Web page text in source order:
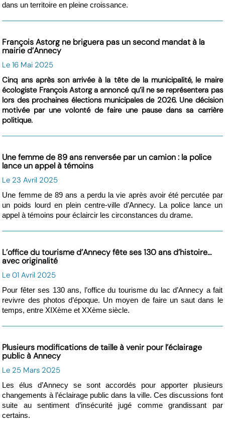
dans un territoire en pleine croissance.
François Astorg ne briguera pas un second mandat à la
mairie d’Annecy
Le 16 Mai 2025
Cinq ans après son arrivée à la tête de la municipalité, le maire
écologiste François Astorg a annoncé qu’il ne se représentera pas
lors des prochaines élections municipales de 2026. Une décision
motivée par une volonté de faire une pause dans sa carrière
politique.
Une femme de 89 ans renversée par un camion : la police
lance un appel à témoins
Le 23 Avril 2025
Une femme de 89 ans a perdu la vie après avoir été percutée par
un poids lourd en plein centre-ville d’Annecy. La police lance un
appel à témoins pour éclaircir les circonstances du drame.
L’office du tourisme d’Annecy fête ses 130 ans d’histoire…
avec originalité
Le 01 Avril 2025
Pour fêter ses 130 ans, l’office du tourisme du lac d’Annecy a fait
revivre des photos d’époque. Un moyen de faire un saut dans le
temps, entre XIXème et XXème siècle.
Plusieurs modifications de taille à venir pour l’éclairage
public à Annecy
Le 25 Mars 2025
Les élus d’Annecy se sont accordés pour apporter plusieurs
changements à l’éclairage public dans la ville. Ces discussions font
suite au sentiment d’insécurité jugé comme grandissant par
certains.